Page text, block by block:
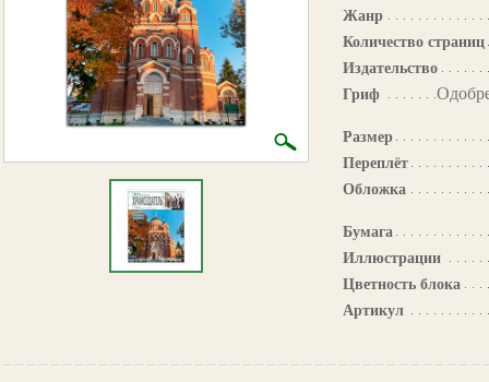
Жанр
Количество страниц
Издательство
Гриф
Размер
Переплёт
Обложка
Бумага
Иллюстрации
Цветность блока
Артикул